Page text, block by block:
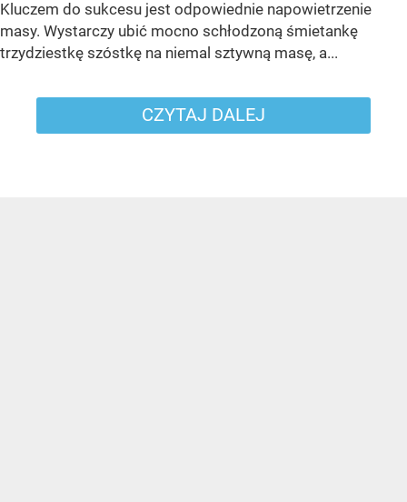
Kluczem do sukcesu jest odpowiednie napowietrzenie
masy. Wystarczy ubić mocno schłodzoną śmietankę
trzydziestkę szóstkę na niemal sztywną masę, a...
CZYTAJ DALEJ